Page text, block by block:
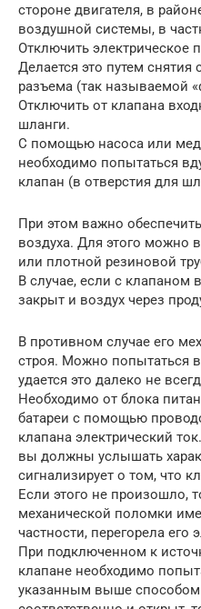
стороне двигателя, в
воздушной системы, в
Отключить электрическое
Делается это путем снятия
разъема (так называемой
Отключить от клапана
шланги.
С помощью насоса или
необходимо попытаться
клапан (в отверстия для
При этом важно
воздуха. Для этого можно
или плотной резиновой
В случае, если с клапаном
закрыт и воздух через
В противном случае его
строя. Можно попытаться
удается это далеко не
Необходимо от блока
батареи с помощью
клапана электрический
вы должны услышать
сигнализирует о том, что
Если этого не произошло,
механической поломки
частности, перегорела его
При подключенном к
клапане необходимо
указанным выше